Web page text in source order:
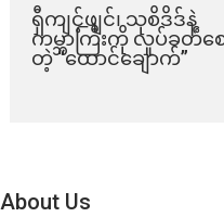
ရှီကျင့်ဖျင်၊ သုစိဒိဒ်နဲ့
ကမ္ဘာကြီးကို လှုပ်ခတ်စ
တဲ့ “ထောင်ချောက်”
About Us